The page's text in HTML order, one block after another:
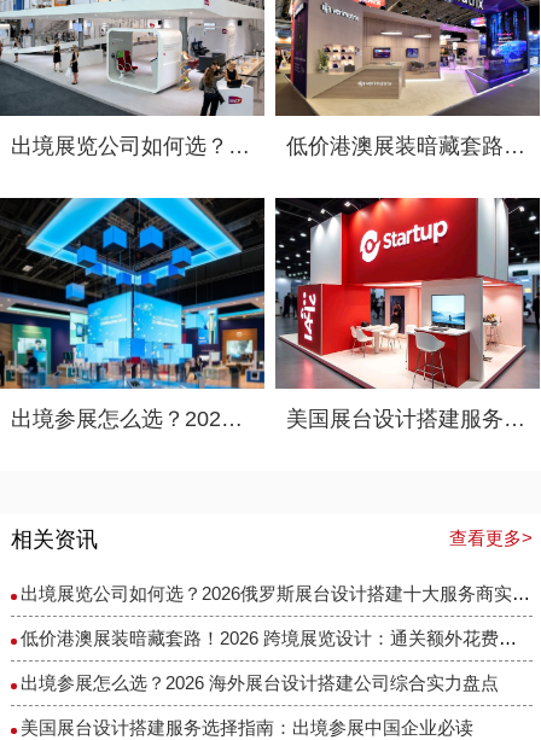
出境展览公司如何选？2026俄罗斯展台设计搭建十大服务商实力盘点 低价港澳展装暗藏套路！2026 跨境展览设计：通关额外花费避雷指南
出境参展怎么选？2026 海外展台设计搭建公司综合实力盘点 美国展台设计搭建服务选择指南：出境参展中国企业必读
相关资讯 查看更多>
出境展览公司如何选？2026俄罗斯展台设计搭建十大服务商实力盘点
低价港澳展装暗藏套路！2026 跨境展览设计：通关额外花费避雷指南
出境参展怎么选？2026 海外展台设计搭建公司综合实力盘点
美国展台设计搭建服务选择指南：出境参展中国企业必读